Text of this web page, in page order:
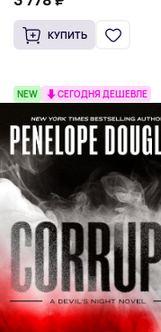
КУПИТЬ
NEW СЕГОДНЯ ДЕШЕВЛЕ